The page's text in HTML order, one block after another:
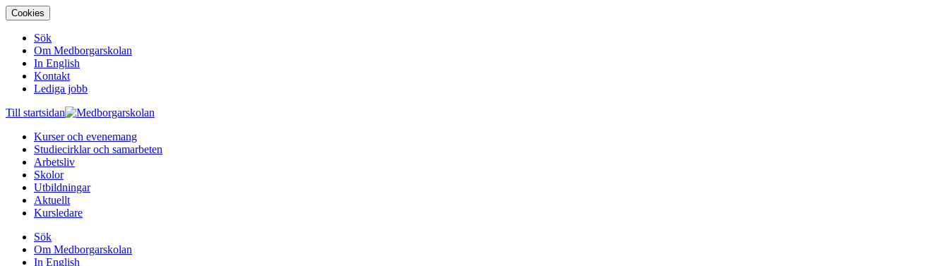
Cookies
Sök
Om Medborgarskolan
In English
Kontakt
Lediga jobb
Till startsidan
Kurser och evenemang
Studiecirklar och samarbeten
Arbetsliv
Skolor
Utbildningar
Aktuellt
Kursledare
Sök
Om Medborgarskolan
In English